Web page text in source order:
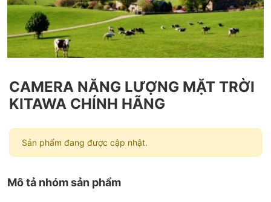
CAMERA NĂNG LƯỢNG MẶT TRỜI
KITAWA CHÍNH HÃNG
Sản phẩm đang được cập nhật.
Mô tả nhóm sản phẩm